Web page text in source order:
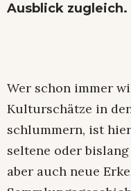
Ausblick zugleich.
Wer schon immer
Kulturschätze in
schlummern, ist
seltene oder
aber auch neue